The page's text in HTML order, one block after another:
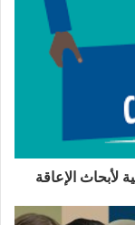
لأبحاث الإعاقة